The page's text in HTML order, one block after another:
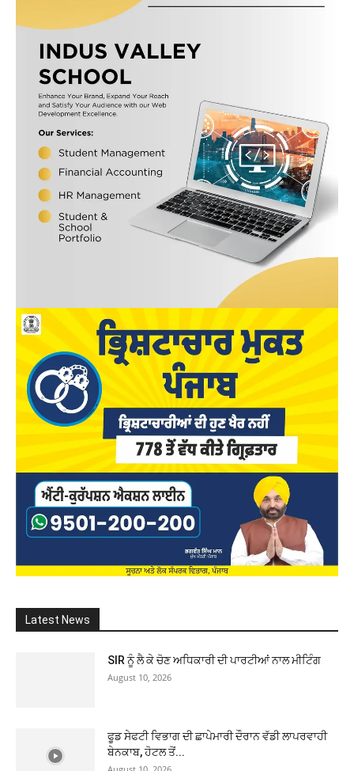
Latest News
SIR ਨੂੰ ਲੈ ਕੇ ਚੋਣ ਅਧਿਕਾਰੀ ਦੀ ਪਾਰਟੀਆਂ ਨਾਲ ਮੀਟਿੰਗ
August 10, 2026
ਫੂਡ ਸੇਫਟੀ ਵਿਭਾਗ ਦੀ ਛਾਪੇਮਾਰੀ ਦੌਰਾਨ ਵੱਡੀ ਲਾਪਰਵਾਹੀ
ਬੇਨਕਾਬ, ਹੋਟਲ ਤੋਂ...